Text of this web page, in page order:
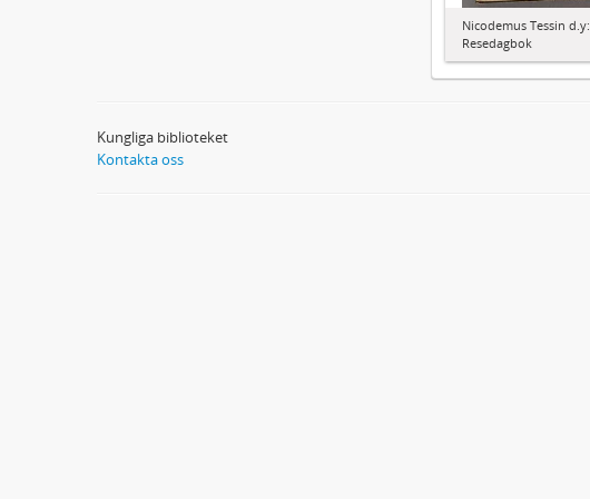
Nicodemus Tessin d.y:
Resedagbok
Kungliga biblioteket
Kontakta oss